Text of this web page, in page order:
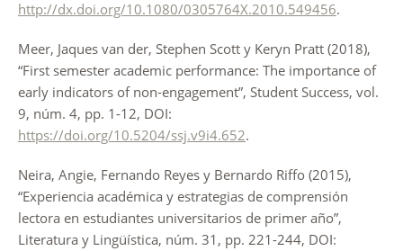
http://dx.doi.org/10.1080/0305764X.2010.549456.
Meer, Jaques van der, Stephen Scott y Keryn Pratt (2018),
“First semester academic performance: The importance of
early indicators of non-engagement”, Student Success, vol.
9, núm. 4, pp. 1-12, DOI:
https://doi.org/10.5204/ssj.v9i4.652.
Neira, Angie, Fernando Reyes y Bernardo Riffo (2015),
“Experiencia académica y estrategias de comprensión
lectora en estudiantes universitarios de primer año”,
Literatura y Lingüística, núm. 31, pp. 221-244, DOI: